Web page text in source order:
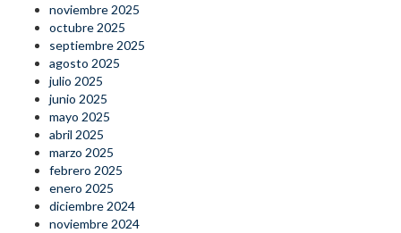
noviembre 2025
octubre 2025
septiembre 2025
agosto 2025
julio 2025
junio 2025
mayo 2025
abril 2025
marzo 2025
febrero 2025
enero 2025
diciembre 2024
noviembre 2024